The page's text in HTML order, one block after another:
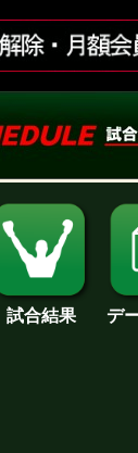
試合結果 デ